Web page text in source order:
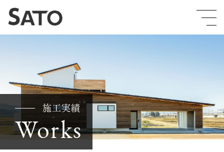
ブログ
施工実績
SDGs/会社概要
私たちについて
施工実績
Works